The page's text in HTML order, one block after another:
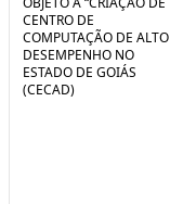
CENTRO DE
COMPUTAÇÃO DE ALTO
DESEMPENHO NO
ESTADO DE GOIÁS
(CECAD)